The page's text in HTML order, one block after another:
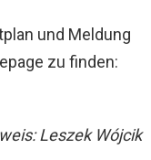
und Meldung
zu finden:
Leszek Wójcik